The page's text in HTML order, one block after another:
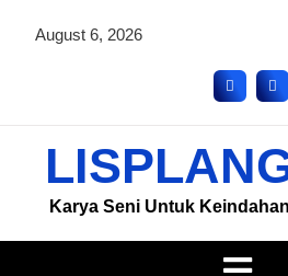
August 6, 2026
Karya Seni Untuk